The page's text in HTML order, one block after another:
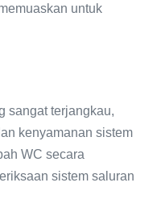
untuk
sangat terjangkau,
kenyamanan sistem
WC secara
sistem saluran